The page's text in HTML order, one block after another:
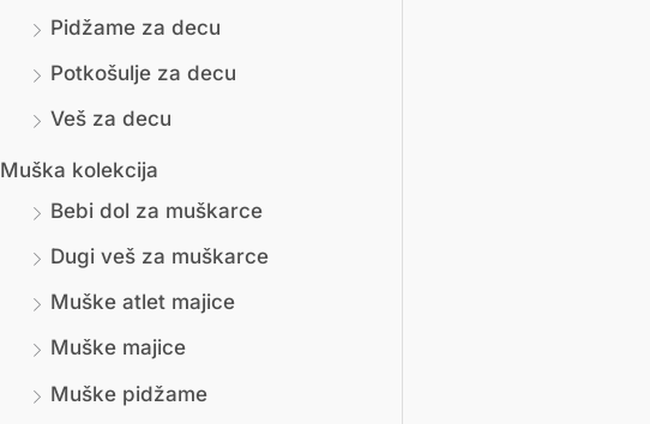
Pidžame za decu
Potkošulje za decu
Veš za decu
Muška kolekcija
Bebi dol za muškarce
Dugi veš za muškarce
Muške atlet majice
Muške majice
Muške pidžame